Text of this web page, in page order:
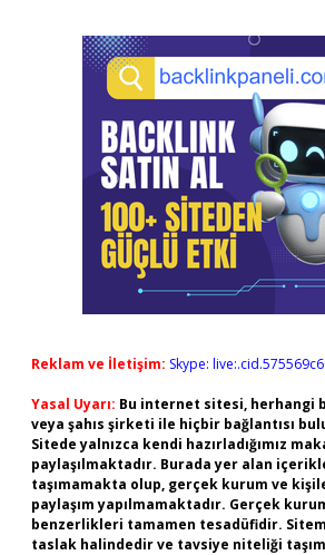
Reklam ve İletişim: Skype:
Yasal Uyarı: Bu internet sitesi, herhangi
veya şahıs şirketi ile hiçbir bağlantısı
Sitede yalnızca kendi hazırladığımız
paylaşılmaktadır. Burada yer alan
taşımamakta olup, gerçek kurum ve
paylaşım yapılmamaktadır. Gerçek
benzerlikleri tamamen tesadüfidir.
taslak halindedir ve tavsiye niteliği